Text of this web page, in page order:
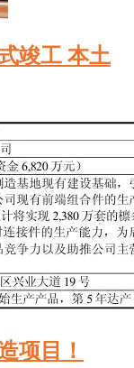
竣工 本土
项目！